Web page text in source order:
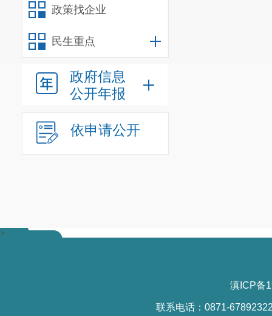
政策找企业
民生重点
政府信息
公开年报
依申请公开
>
滇ICP备
联系电话：0871-